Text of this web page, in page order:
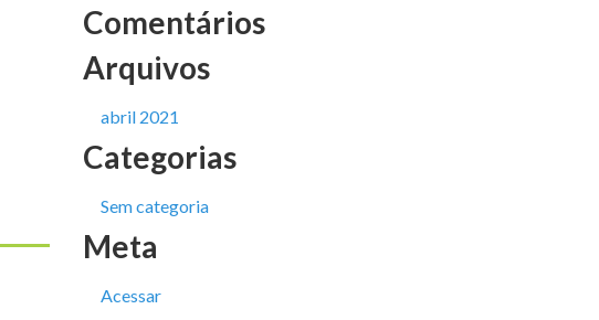
Comentários
Arquivos
abril 2021
Categorias
Sem categoria
Meta
Acessar